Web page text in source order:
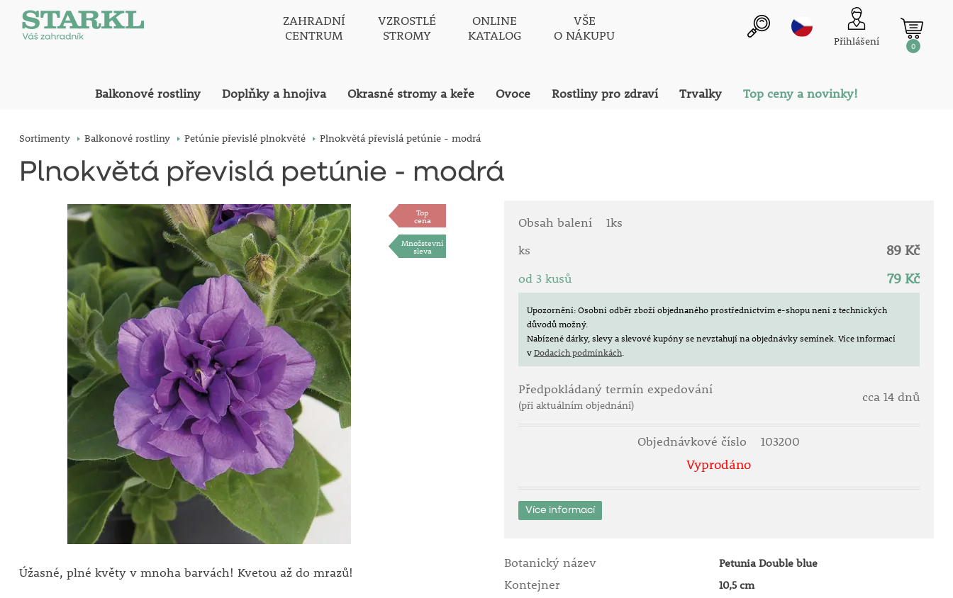
ZAHRADNÍ
CENTRUM
VZROSTLÉ
STROMY
ONLINE
KATALOG
VŠE
O NÁKUPU
Přihlášení 0
Balkonové rostliny Doplňky a hnojiva Okrasné stromy a keře Ovoce Rostliny pro zdraví Trvalky Top ceny a novinky!
Sortimenty Balkonové rostliny Petúnie převislé plnokvěté Plnokvětá převislá petúnie - modrá
Plnokvětá převislá petúnie - modrá
Top
cena
Množstevní
sleva
Úžasné, plné květy v mnoha barvách! Kvetou až do mrazů!
Obsah balení
1ks
ks
89 Kč
od 3 kusů 79 Kč
Upozornění: Osobní odběr zboží objednaného prostřednictvím e-shopu není z technických
důvodů možný.
Nabízené dárky, slevy a slevové kupóny se nevztahují na objednávky semínek. Více informací
vDodacích podmínkách.
Předpokládaný termín expedování
(při aktuálním objednání)
cca 14 dnů
Objednávkové číslo 103200
Vyprodáno
Více informací
Botanický název Petunia Double blue
Kontejner 10,5 cm